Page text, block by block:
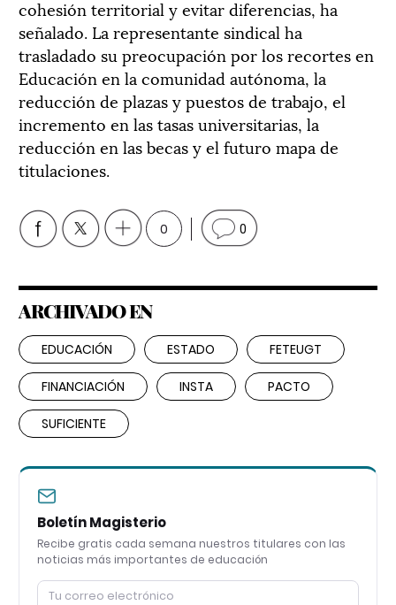
cohesión territorial y evitar diferencias, ha
señalado. La representante sindical ha
trasladado su preocupación por los recortes en
Educación en la comunidad autónoma, la
reducción de plazas y puestos de trabajo, el
incremento en las tasas universitarias, la
reducción en las becas y el futuro mapa de
titulaciones.
0 0
ARCHIVADO EN
EDUCACIÓN ESTADO FETEUGT
FINANCIACIÓN INSTA PACTO
SUFICIENTE
Boletín Magisterio
Recibe gratis cada semana nuestros titulares con las
noticias más importantes de educación